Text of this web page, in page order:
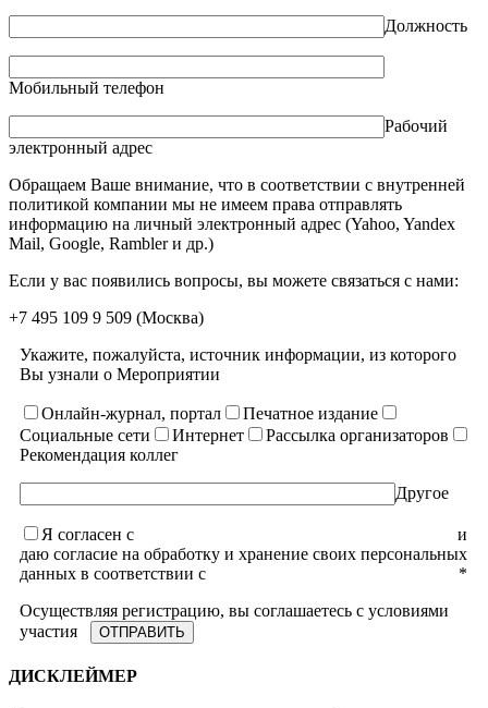
Должность
Мобильный телефон
Рабочий
электронный адрес
Обращаем Ваше внимание, что в соответствии с внутренней
политикой компании мы не имеем права отправлять
информацию на личный электронный адрес (Yahoo, Yandex
Mail, Google, Rambler и др.)
Если у вас появились вопросы, вы можете связаться с нами:
+7 495 109 9 509 (Москва)
Укажите, пожалуйста, источник информации, из которого
Вы узнали о Мероприятии
Онлайн-журнал, портал
Печатное издание
Социальные сети
Интернет
Рассылка организаторов
Рекомендация коллег
Другое
Я согласен с
и
даю согласие на обработку и хранение своих персональных
данных в соответствии с
*
Осуществляя регистрацию, вы соглашаетесь с условиями
участия
ДИСКЛЕЙМЕР